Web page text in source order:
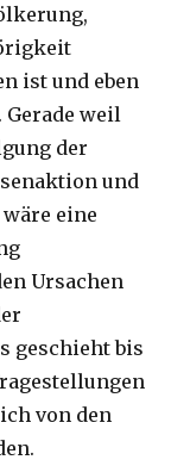
ist und eben
weil
der
und
eine
Ursachen
geschieht bis
von den